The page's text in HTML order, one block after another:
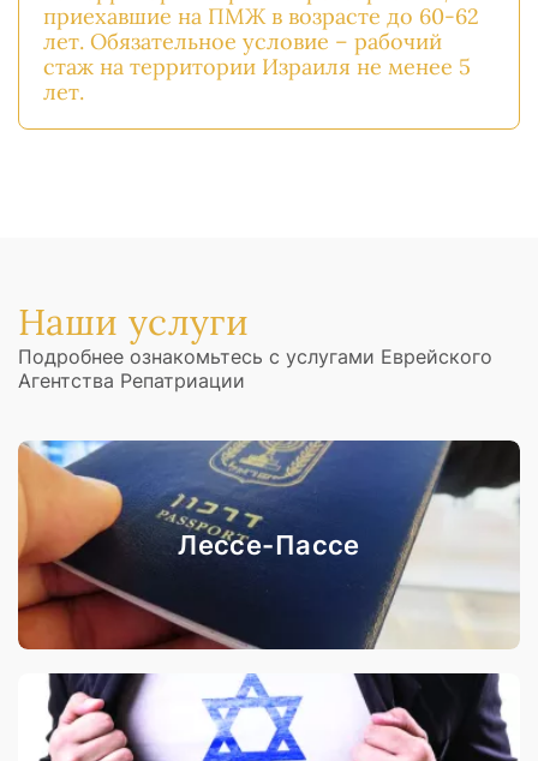
приехавшие на ПМЖ в возрасте до 60-62
лет. Обязательное условие – рабочий
стаж на территории Израиля не менее 5
лет.
Наши услуги
Подробнее ознакомьтесь с услугами Еврейского
Агентства Репатриации
Лессе-Пассе